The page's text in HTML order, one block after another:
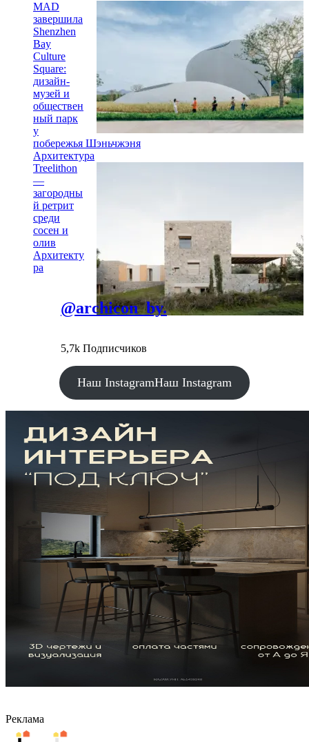
MAD
завершила
Shenzhen
Bay
Culture
Square:
дизайн-
музей и
обществен
ный парк
у
побережья Шэньчжэня
Архитектура
Treelithon
—
загородны
й ретрит
среди
сосен и
олив
Архитекту
ра
@archicon_by.
5,7k Подписчиков
Наш InstagramНаш Instagram
Реклама